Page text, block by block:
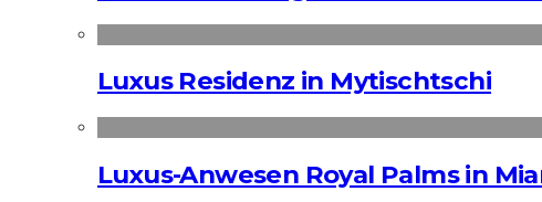
Luxus Residenz in Mytischtschi
Luxus-Anwesen Royal Palms in